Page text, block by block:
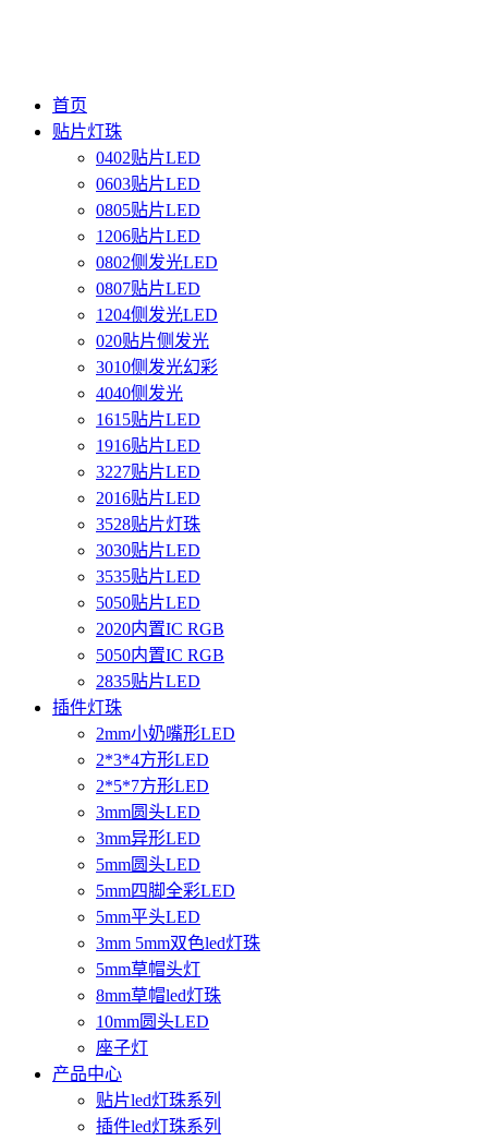
首页
贴片灯珠
0402贴片LED
0603贴片LED
0805贴片LED
1206贴片LED
0802侧发光LED
0807贴片LED
1204侧发光LED
020贴片侧发光
3010侧发光幻彩
4040侧发光
1615贴片LED
1916贴片LED
3227贴片LED
2016贴片LED
3528贴片灯珠
3030贴片LED
3535贴片LED
5050贴片LED
2020内置IC RGB
5050内置IC RGB
2835贴片LED
插件灯珠
2mm小奶嘴形LED
2*3*4方形LED
2*5*7方形LED
3mm圆头LED
3mm异形LED
5mm圆头LED
5mm四脚全彩LED
5mm平头LED
3mm 5mm双色led灯珠
5mm草帽头灯
8mm草帽led灯珠
10mm圆头LED
座子灯
产品中心
贴片led灯珠系列
插件led灯珠系列